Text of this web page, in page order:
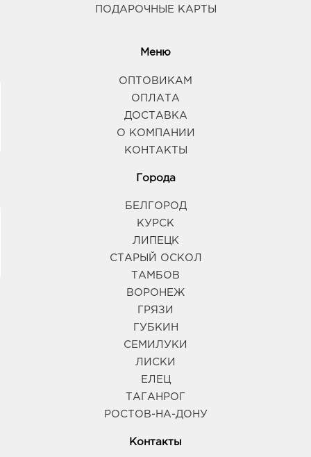
ПОДАРОЧНЫЕ КАРТЫ
Меню
ОПТОВИКАМ
ОПЛАТА
ДОСТАВКА
О КОМПАНИИ
КОНТАКТЫ
Города
БЕЛГОРОД
КУРСК
ЛИПЕЦК
СТАРЫЙ ОСКОЛ
ТАМБОВ
ВОРОНЕЖ
ГРЯЗИ
ГУБКИН
СЕМИЛУКИ
ЛИСКИ
ЕЛЕЦ
ТАГАНРОГ
РОСТОВ-НА-ДОНУ
Контакты